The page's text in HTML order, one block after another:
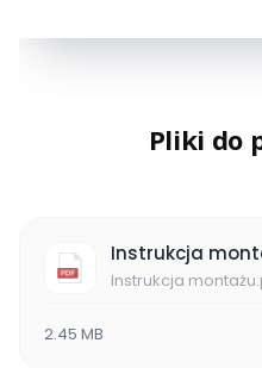
Pliki do
Instrukcja
2.45 MB
Instrukcja